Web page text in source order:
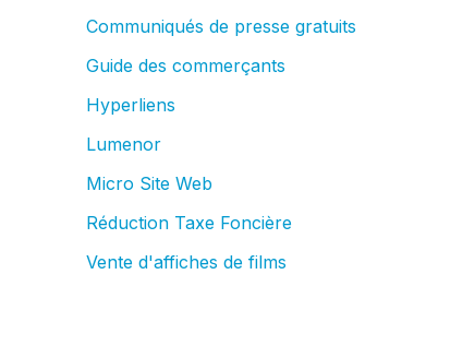
Communiqués de presse gratuits
Guide des commerçants
Hyperliens
Lumenor
Micro Site Web
Réduction Taxe Foncière
Vente d'affiches de films